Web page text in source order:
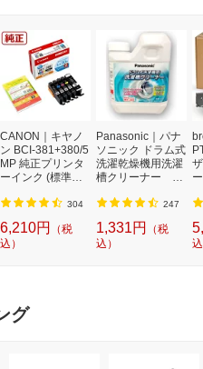
CANON｜キヤノ
ン BCI-381+380/5
MP 純正プリンタ
ーインク (標準容
3813805MP] 304
6,210円
（税
込）
Panasonic｜パナ
ソニック ドラム式
洗濯乾燥機用洗濯
槽クリーナー N-
機 洗浄 洗剤 750m
247
1,331円
（税
込）
T
グ